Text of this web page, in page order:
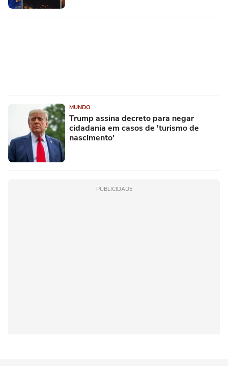
MUNDO
Trump assina decreto para negar
cidadania em casos de 'turismo de
nascimento'
PUBLICIDADE